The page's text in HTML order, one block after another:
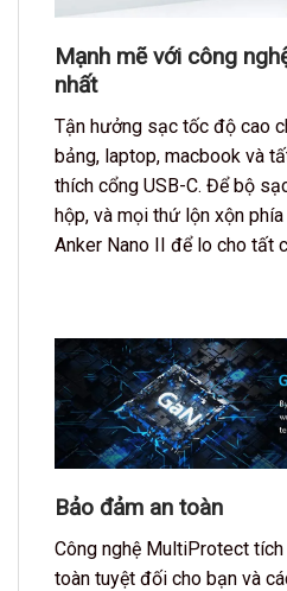
Mạnh mẽ với công
nhất
Tận hưởng sạc tốc độ cao
bảng, laptop, macbook và
thích cổng USB-C. Để bộ
hộp, và mọi thứ lộn xộn
Anker Nano II để lo cho tất
Bảo đảm an toàn
Công nghệ MultiProtect
toàn tuyệt đối cho bạn và